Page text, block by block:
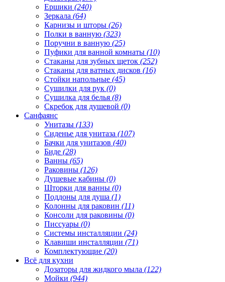
Ершики (240)
Зеркала (64)
Карнизы и шторы (26)
Полки в ванную (323)
Поручни в ванную (25)
Пуфики для ванной комнаты (10)
Стаканы для зубных щеток (252)
Стаканы для ватных дисков (16)
Стойки напольные (45)
Сушилки для рук (0)
Сушилка для белья (8)
Скребок для душевой (0)
Санфаянс
Унитазы (133)
Сиденье для унитаза (107)
Бачки для унитазов (40)
Биде (28)
Ванны (65)
Раковины (126)
Душевые кабины (0)
Шторки для ванны (0)
Поддоны для душа (1)
Колонны для раковин (11)
Консоли для раковины (0)
Писсуары (0)
Системы инсталляции (24)
Клавиши инсталляции (71)
Комплектующие (20)
Всё для кухни
Дозаторы для жидкого мыла (122)
Мойки (944)